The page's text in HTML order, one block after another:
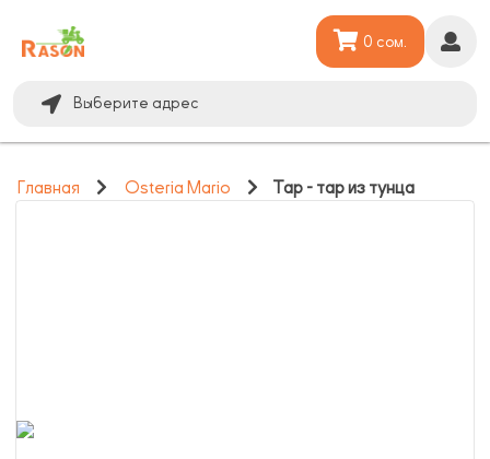
Выберите адрес
0 сом.
Главная Osteria Mario Тар - тар из тунца